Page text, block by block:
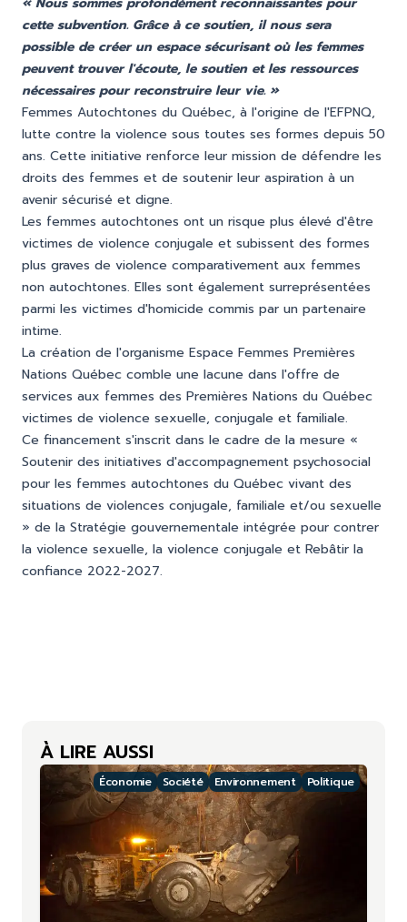
cette subvention. Grâce à ce soutien, il nous sera
possible de créer un espace sécurisant où les femmes
peuvent trouver l'écoute, le soutien et les ressources
nécessaires pour reconstruire leur vie. »
Femmes Autochtones du Québec, à l'origine de l'EFPNQ,
lutte contre la violence sous toutes ses formes depuis 50
ans. Cette initiative renforce leur mission de défendre les
droits des femmes et de soutenir leur aspiration à un
avenir sécurisé et digne.
Les femmes autochtones ont un risque plus élevé d'être
victimes de violence conjugale et subissent des formes
plus graves de violence comparativement aux femmes
non autochtones. Elles sont également surreprésentées
parmi les victimes d'homicide commis par un partenaire
intime.
La création de l'organisme Espace Femmes Premières
Nations Québec comble une lacune dans l'offre de
services aux femmes des Premières Nations du Québec
victimes de violence sexuelle, conjugale et familiale.
Ce financement s'inscrit dans le cadre de la mesure «
Soutenir des initiatives d'accompagnement psychosocial
pour les femmes autochtones du Québec vivant des
situations de violences conjugale, familiale et/ou sexuelle
» de la Stratégie gouvernementale intégrée pour contrer
la violence sexuelle, la violence conjugale et Rebâtir la
confiance 2022-2027.
À LIRE AUSSI
Économie Société Environnement Politique